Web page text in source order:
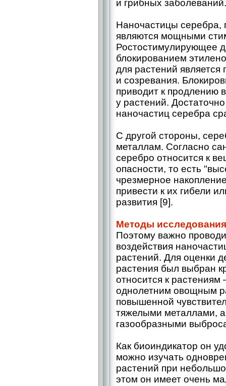
и грибных заболеваний.
Наночастицы серебра,
являются мощными
Ростостимулирующее
блокированием
для растений является
и созревания.
приводит к продлению
у растений.
наночастиц серебра
С другой стороны,
металлам. Согласно
серебро относится к
опасности, то есть
чрезмерное
привести к их гибели
развития [9].
Методы исследования
Поэтому важно
воздействия
растений. Для оценки
растения был выбран
относится к
однолетним овощным
повышенной
тяжелыми металлами, а
газообразными
Как биоиндикатор он
можно изучать
растений при
этом он имеет очень